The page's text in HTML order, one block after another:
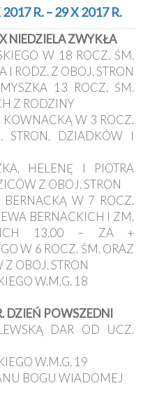
R. – 29 X 2017 R.
NIEDZIELA ZWYKŁA
W 18 ROCZ. ŚM.
I RODZ. Z OBOJ. STRON
13 ROCZ. ŚM.
Z RODZINY
W 3 ROCZ.
STRON, DZIADKÓW I
HELENĘ I PIOTRA
Z OBOJ. STRON
W 7 ROCZ.
BERNACKICH I ZM.
13.00 – ZA +
W 6 ROCZ. ŚM. ORAZ
OBOJ. STRON
W.M.G. 18
DZIEŃ POWSZEDNI
DAR OD UCZ.
W.M.G. 19
BOGU WIADOMEJ